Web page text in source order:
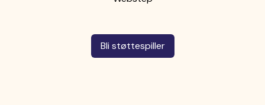
Bli støttespiller